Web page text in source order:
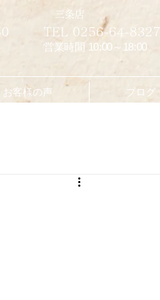
​三条店
TEL 0256-64-8327
営業時間 10:00～18:00
お客様の声 ブログ